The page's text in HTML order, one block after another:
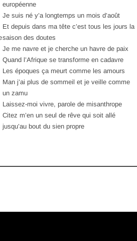
européenne
Je suis né y’a longtemps un mois d’août
Et depuis dans ma tête c’est tous les jours la
saison des doutes
Je me navre et je cherche un havre de paix
Quand l’Afrique se transforme en cadavre
Les époques ça meurt comme les amours
Man j’ai plus de sommeil et je veille comme
un zamu
Laissez-moi vivre, parole de misanthrope
Citez m’en un seul de rêve qui soit allé
jusqu’au bout du sien propre